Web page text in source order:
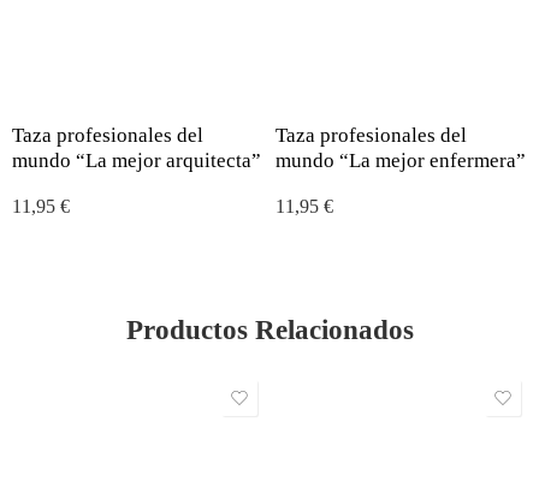
Taza profesionales del
mundo “La mejor arquitecta”
11,95 €
Taza profesionales del
mundo “La mejor enfermera”
11,95 €
Productos Relacionados